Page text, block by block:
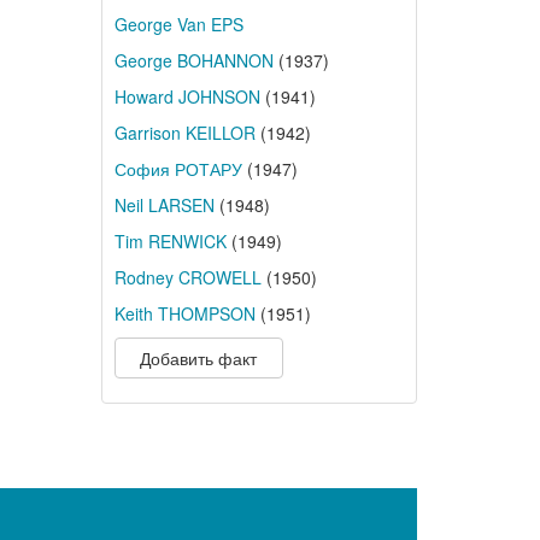
George Van EPS
George BOHANNON (1937)
Howard JOHNSON (1941)
Garrison KEILLOR(1942)
София РОТАРУ(1947)
Neil LARSEN (1948)
Tim RENWICK(1949)
Rodney CROWELL(1950)
Keith THOMPSON (1951)
Добавить факт